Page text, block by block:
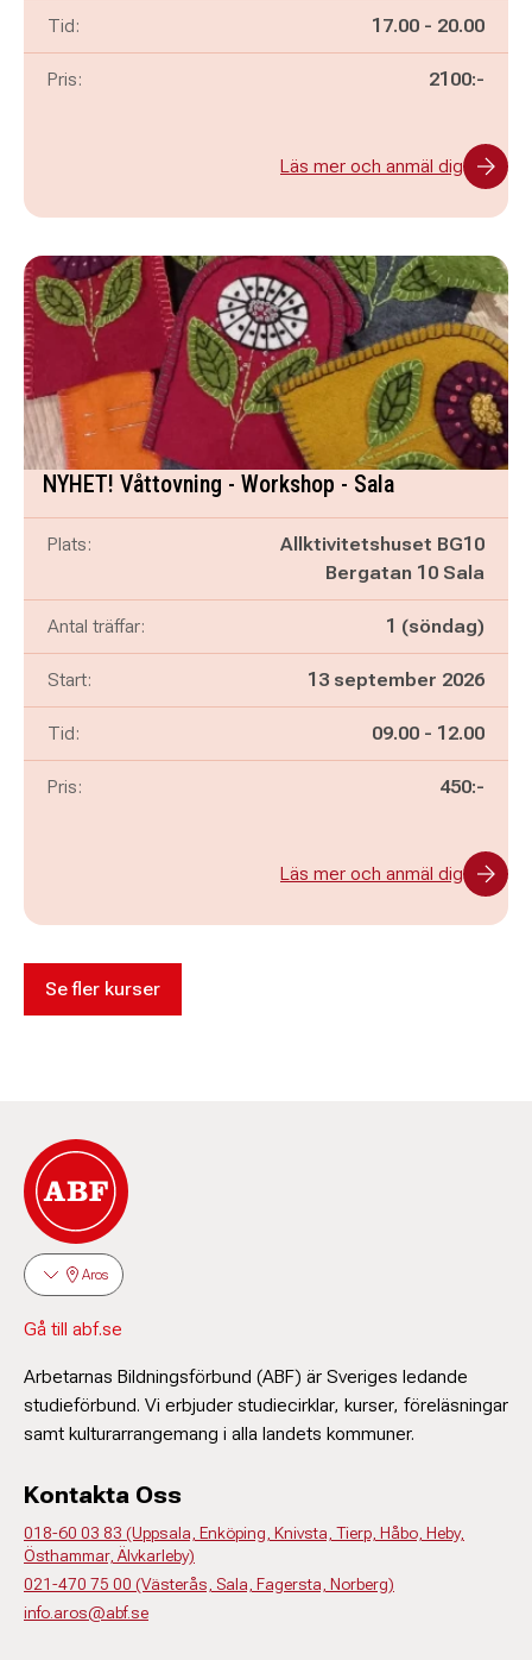
Tid: Pågår mellan
17.00 - och
20.00
Pris: 2100:-
Läs mer och anmäl dig
NYHET! Våttovning - Workshop - Sala
Plats:
Allktivitetshuset BG10
Bergatan 10 Sala
Antal träffar: 1 (söndag)
Start: 13 september 2026
Tid: Pågår mellan
09.00 - och
12.00
Pris: 450:-
Läs mer och anmäl dig
Se fler kurser
Aros
Gå till abf.se
Arbetarnas Bildningsförbund (ABF) är Sveriges ledande
studieförbund. Vi erbjuder studiecirklar, kurser, föreläsningar
samt kulturarrangemang i alla landets kommuner.
Kontakta Oss
018-60 03 83 (Uppsala, Enköping, Knivsta, Tierp, Håbo, Heby,
Östhammar, Älvkarleby)
021-470 75 00 (Västerås, Sala, Fagersta, Norberg)
info.aros@abf.se